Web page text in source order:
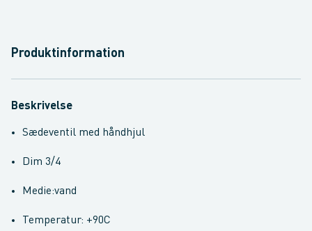
Produktinformation
Beskrivelse
Sædeventil med håndhjul
Dim 3/4
Medie:vand
Temperatur: +90C